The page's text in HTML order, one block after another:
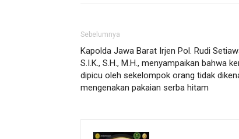
Sebelumnya
Kapolda Jawa Barat Irjen Pol. Rudi
S.I.K., S.H., M.H., menyampaikan bahwa
dipicu oleh sekelompok orang tidak
mengenakan pakaian serba hitam